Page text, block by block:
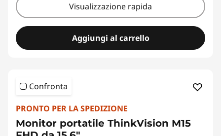
Visualizzazione rapida
Aggiungi al carrello
Confronta
PRONTO PER LA SPEDIZIONE
Monitor portatile ThinkVision M15